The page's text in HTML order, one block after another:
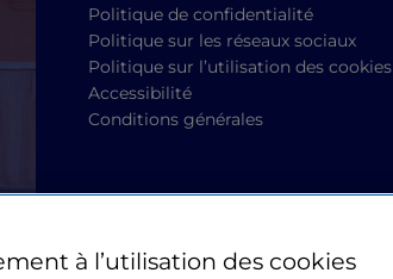
Politique de confidentialité
Politique sur les réseaux sociaux
Politique sur l’utilisation des cookies
Accessibilité
Conditions générales
à l’utilisation des cookies